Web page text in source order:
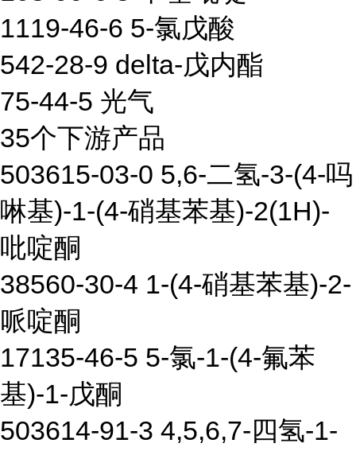
1119-46-6 5-氯戊酸
542-28-9 delta-戊内酯
75-44-5 光气
35个下游产品
503615-03-0 5,6-二氢-3-(4-吗
啉基)-1-(4-硝基苯基)-2(1H)-
吡啶酮
38560-30-4 1-(4-硝基苯基)-2-
哌啶酮
17135-46-5 5-氯-1-(4-氟苯
基)-1-戊酮
503614-91-3 4,5,6,7-四氢-1-